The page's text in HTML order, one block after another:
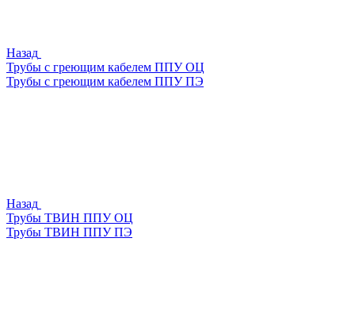
Назад
Трубы с греющим кабелем ППУ ОЦ
Трубы с греющим кабелем ППУ ПЭ
Назад
Трубы ТВИН ППУ ОЦ
Трубы ТВИН ППУ ПЭ